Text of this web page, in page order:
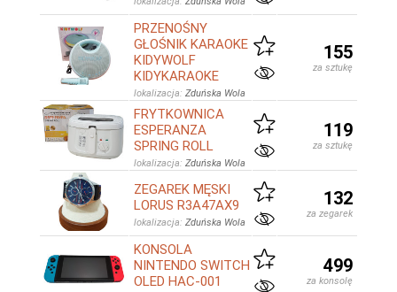
PRZENOŚNY
GŁOŚNIK KARAOKE
KIDYWOLF
KIDYKARAOKE
lokalizacja: Zduńska Wola
155
za sztukę
FRYTKOWNICA
ESPERANZA
SPRING ROLL
lokalizacja: Zduńska Wola
119
za sztukę
ZEGAREK MĘSKI
LORUS R3A47AX9
lokalizacja: Zduńska Wola
132
za zegarek
KONSOLA
NINTENDO SWITCH
OLED HAC-001
499
za konsolę